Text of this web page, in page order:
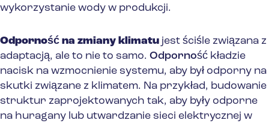
wykorzystanie wody w produkcji.
Odporność na zmiany klimatu jest ściśle związana z
adaptacją, ale to nie to samo. Odporność kładzie
nacisk na wzmocnienie systemu, aby był odporny na
skutki związane z klimatem. Na przykład, budowanie
struktur zaprojektowanych tak, aby były odporne
na huragany lub utwardzanie sieci elektrycznej w